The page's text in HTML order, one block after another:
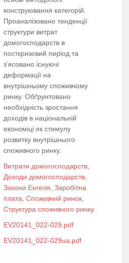
конструювання категорій.
Проаналізовано тенденції
структури витрат
домогосподарств в
посткризовий період та
з’ясовано існуючі
деформації на
внутрішньому споживчому
ринку. Обґрунтовано
необхідність зростання
доходів в національній
економіці як стимулу
розвитку внутрішнього
споживчого ринку.
Витрати домогосподарств
Доходи домогосподарств
Закони Енгеля Заробітна
плата Споживчий ринок
Структура споживчого ринку
EV20141_022-029.pdf
EV20141_022-029ua.pdf